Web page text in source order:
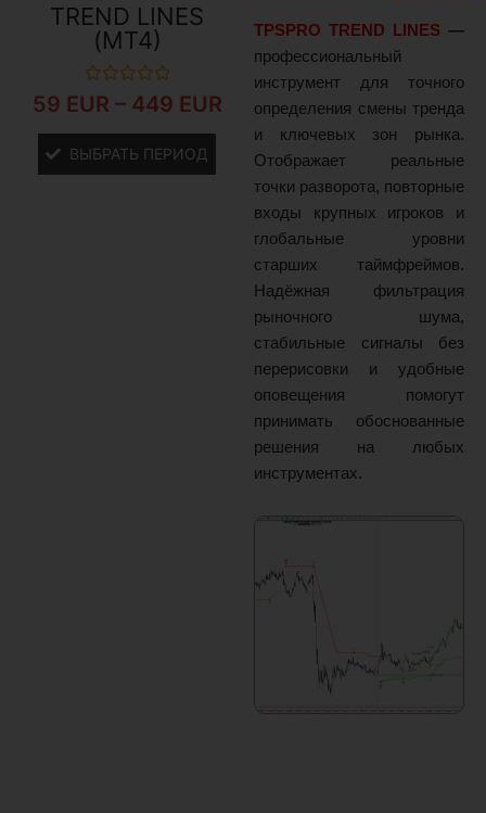
TREND LINES
(MT4)
Оценка
0
59 EUR – 449 EUR
ВЫБРАТЬ ПЕРИОД
TPSPRO TREND LINES —
профессиональный
инструмент для точного
определения смены тренда
и ключевых зон рынка.
Отображает реальные
точки разворота, повторные
входы крупных игроков и
глобальные уровни
старших таймфреймов.
Надёжная фильтрация
рыночного шума,
стабильные сигналы без
перерисовки и удобные
оповещения помогут
принимать обоснованные
решения на любых
инструментах.